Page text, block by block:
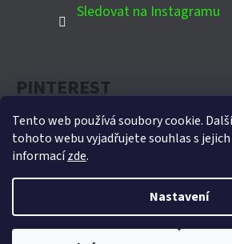
Tento web používá soubory cookie.
tohoto webu vyjadřujete souhlas s
informacízde.
Nastavení
Sledovat na Instagramu
PINTEREST
Oficiální partner Biohort pro
Vytvořil Shoptet
Copyright 2026Domek-